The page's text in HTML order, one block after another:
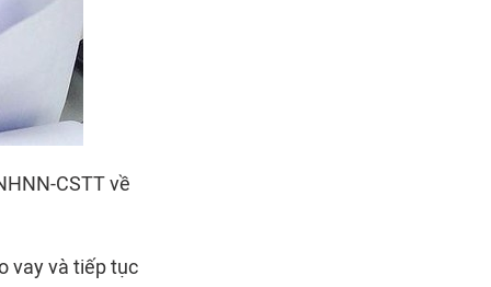
CSTT về
vay và tiếp tục